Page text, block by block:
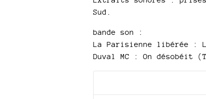
Sud.
bande son :
La Parisienne libérée :
Duval MC : On désobéit